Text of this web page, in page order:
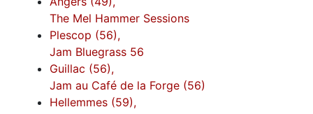
The Mel Hammer Sessions
Plescop (56),
Jam Bluegrass 56
Guillac (56),
Jam au Café de la Forge (56)
Hellemmes (59),